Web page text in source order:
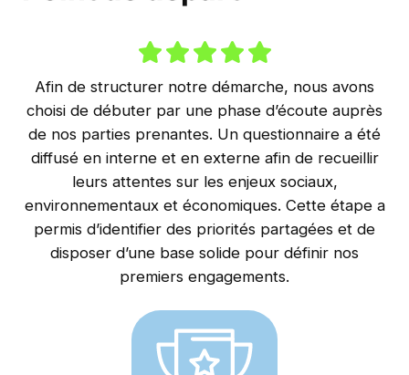
Afin de structurer notre démarche, nous avons
choisi de débuter par une phase d’écoute auprès
de nos parties prenantes. Un questionnaire a été
diffusé en interne et en externe afin de recueillir
leurs attentes sur les enjeux sociaux,
environnementaux et économiques. Cette étape a
permis d’identifier des priorités partagées et de
disposer d’une base solide pour définir nos
premiers engagements.